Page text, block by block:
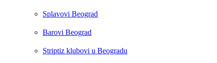
Splavovi Beograd
Barovi Beograd
Striptiz klubovi u Beogradu